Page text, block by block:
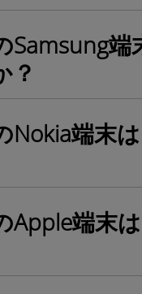
Samsung端
？
Nokia端末
Apple端末